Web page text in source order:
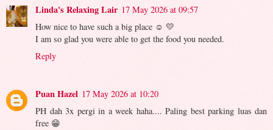
Linda's Relaxing Lair 17 May 2026 at 09:57
How nice to have such a big place ☺️ 💛
I am so glad you were able to get the food you needed.
Reply
Puan Hazel 17 May 2026 at 10:20
PH dah 3x pergi in a week haha.... Paling best parking luas dan
free 😁